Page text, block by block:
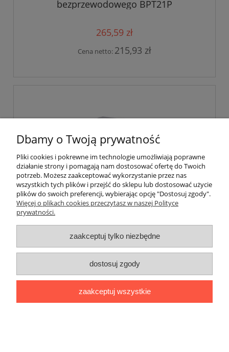
bezprzewodowego BPT21P
265,59 zł
Cena netto: 215,93 zł
Odbiornik termostatu
bezprzewodowego BPT30
270,30 zł
Cena netto:219,76 zł
Dbamy o Twoją prywatność
Pliki cookies i pokrewne im technologie umożliwiają poprawne
działanie strony i pomagają nam dostosować ofertę do Twoich
potrzeb. Możesz zaakceptować wykorzystanie przez nas
wszystkich tych plików i przejść do sklepu lub dostosować użycie
plików do swoich preferencji, wybierając opcję "Dostosuj zgody".
Więcej o plikach cookies przeczytasz w naszej Polityce
prywatności.
zaakceptuj tylko niezbędne
dostosuj zgody
zaakceptuj wszystkie